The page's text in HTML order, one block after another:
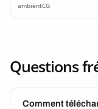
ambientCG
Questions
Comment